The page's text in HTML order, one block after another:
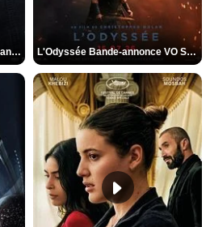
Spider-Man: Brand New Day Bande-annonce VO STFR L'Odyssée Bande-annonce VO STFR